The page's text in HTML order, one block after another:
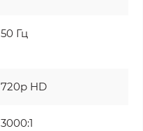
50 Гц
720p HD
3000:1